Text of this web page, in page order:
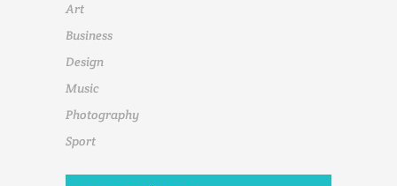
Art
Business
Design
Music
Photography
Sport